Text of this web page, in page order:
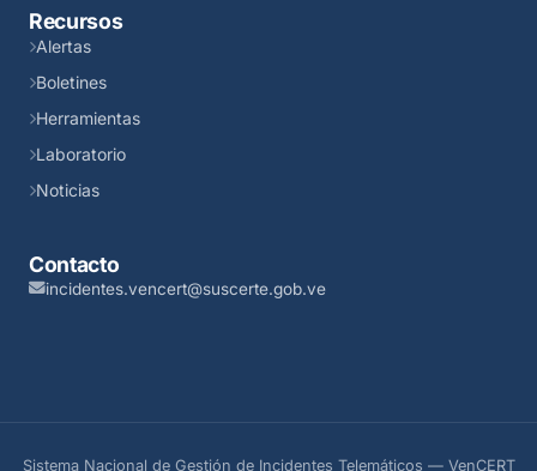
Recursos
Alertas
Boletines
Herramientas
Laboratorio
Noticias
Contacto
incidentes.vencert@suscerte.gob.ve
Sistema Nacional de Gestión de Incidentes Telemáticos — VenCERT